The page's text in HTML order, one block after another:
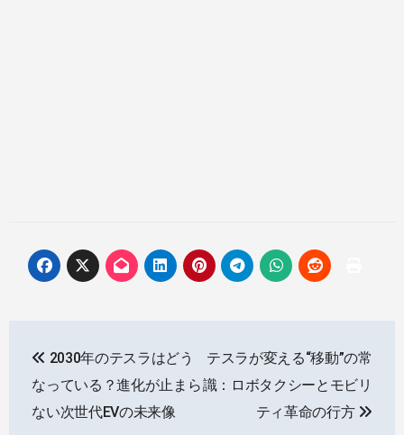
稿
ナ
2030年のテスラはどう
なっている？進化が止まら
ない次世代EVの未来像
テスラが変える“移動”の常
識：ロボタクシーとモビリ
ティ革命の行方